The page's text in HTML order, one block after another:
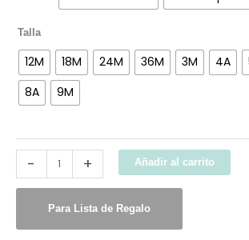
Talla
12M 18M 24M 36M 3M 4A
8A
9M
- + Añadir al carrito
Para Lista de Regalo